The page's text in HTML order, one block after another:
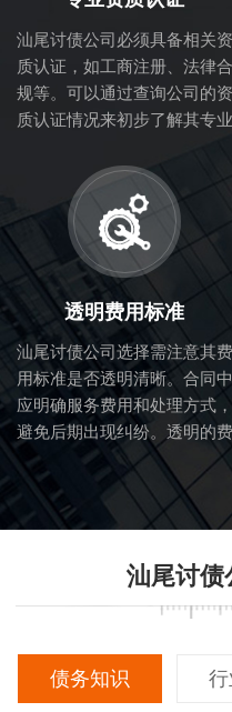
汕尾讨债公司必须具备相关资
质认证，如工商注册、法律合
规等。可以通过查询公司的资
质认证情况来初步了解其专业
透明费用标准
汕尾讨债公司选择需注意其费
用标准是否透明清晰。合同中
应明确服务费用和处理方式，
避免后期出现纠纷。透明的费
用标准也体现了讨债公司的诚
信度。
汕尾讨债
债务知识